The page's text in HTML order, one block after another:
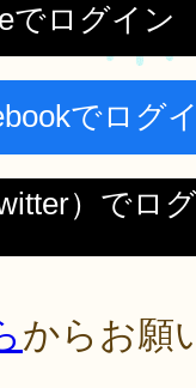
でログイン
でログ
）でロ
からお願